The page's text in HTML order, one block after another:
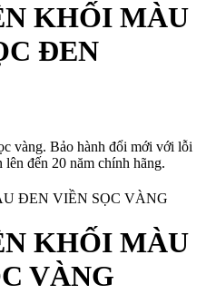
KHỐI MÀU
ĐEN
vàng. Bảo hành đổi mới với lỗi
lên đến 20 năm chính hãng.
KHỐI MÀU
VÀNG